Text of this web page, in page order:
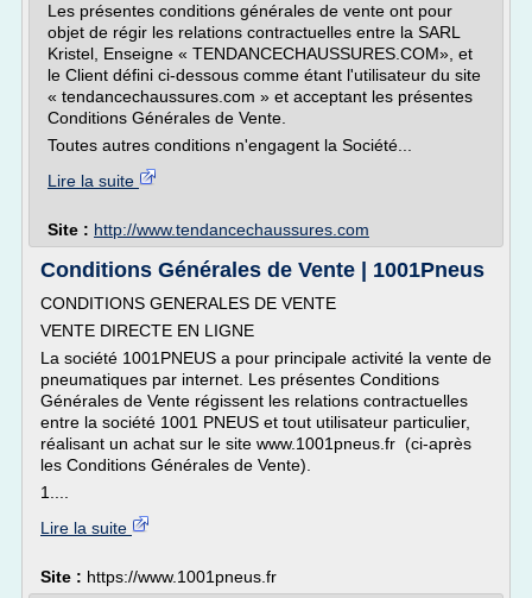
Les présentes conditions générales de vente ont pour
objet de régir les relations contractuelles entre la SARL
Kristel, Enseigne « TENDANCECHAUSSURES.COM», et
le Client défini ci-dessous comme étant l'utilisateur du site
« tendancechaussures.com » et acceptant les présentes
Conditions Générales de Vente.
Toutes autres conditions n'engagent la Société...
Lire la suite
Site : http://www.tendancechaussures.com
Conditions Générales de Vente | 1001Pneus
CONDITIONS GENERALES DE VENTE
VENTE DIRECTE EN LIGNE
La société 1001PNEUS a pour principale activité la vente de
pneumatiques par internet. Les présentes Conditions
Générales de Vente régissent les relations contractuelles
entre la société 1001 PNEUS et tout utilisateur particulier,
réalisant un achat sur le site www.1001pneus.fr (ci-après
les Conditions Générales de Vente).
1....
Lire la suite
Site : https://www.1001pneus.fr